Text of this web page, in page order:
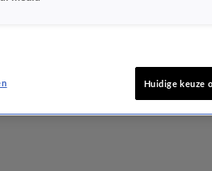
Huidige keuze